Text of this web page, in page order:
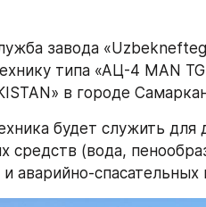
завода
типа «АЦ-4 MAN
в городе
будет служить для
средств (вода,
аварийно-спасательных